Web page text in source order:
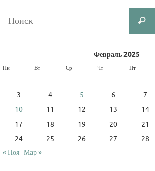
Поиск
Февраль 2025
Пн Вт Ср Чт Пт
3
4 5 6 7
10
11 12 13 14
17
18 19 20 21
24
25 26 27
28
« Ноя Мар »